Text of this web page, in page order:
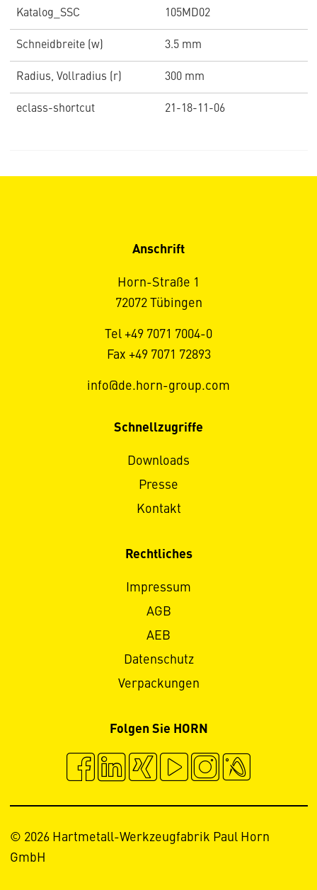
Katalog_SSC 105MD02
Schneidbreite (w) 3.5 mm
Radius, Vollradius (r) 300 mm
eclass-shortcut 21-18-11-06
Anschrift
Horn-Straße 1
72072 Tübingen
Tel +49 7071 7004-0
Fax +49 7071 72893
info@de.horn-group.com
Schnellzugriffe
Downloads
Presse
Kontakt
Rechtliches
Impressum
AGB
AEB
Datenschutz
Verpackungen
Folgen Sie HORN
© 2026 Hartmetall-Werkzeugfabrik Paul Horn
GmbH